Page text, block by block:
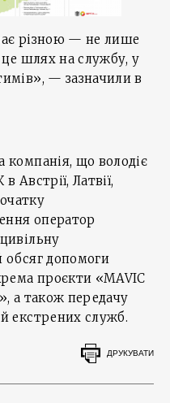
різною — не лише
це шлях на службу, у
— зазначили в
компанія, що володіє
Австрії, Латвії,
оператор
обсяг допомоги
проєкти «MAVIC
а також передачу
екстрених служб.
ДРУКУВАТИ